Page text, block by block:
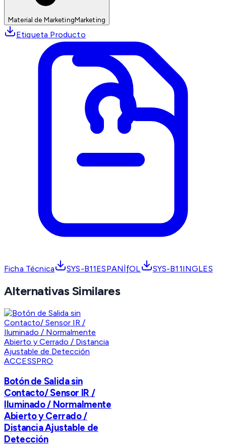
Material de MarketingMarketing
Etiqueta Producto
Ficha Técnica SYS-B11ESPANÌƒOL SYS-B11INGLES
Alternativas Similares
ACCESSPRO
Botón de Salida sin
Contacto/ Sensor IR /
Iluminado / Normalmente
Abierto y Cerrado /
Distancia Ajustable de
Detección